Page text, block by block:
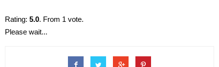
Rating: 5.0. From 1 vote.
Please wait...